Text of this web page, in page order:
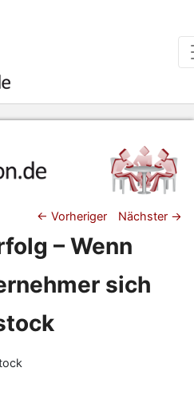
← Vorheriger Nächster →
– Wenn
sich